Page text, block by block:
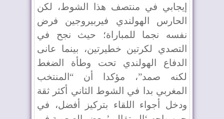
إيجابي في منتصف هذا الشوط، لكن
الحارس الهولندي فيربيروجين فرض
نفسه نجما للمباراة؛ حيث نجح في
التصدي لكرتين خطيرتين، بينما عانى
الدفاع الهولندي تحت وطأة الضغط
لكنه صمد”، مؤكدا أن “المنتخب
المغربي بدا في الشوط الثاني أكثر ثقة
ودخل أجواء اللقاء بتركيز أفضل، في